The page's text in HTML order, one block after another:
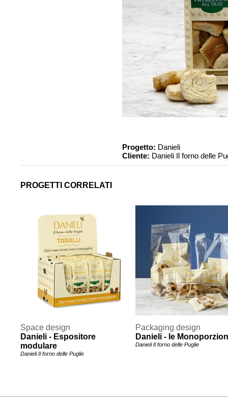
Progetto: Danieli
Cliente: Danieli Il forno delle
PROGETTI CORRELATI
Space design
Danieli - Espositore
modulare
Danieli Il forno delle Puglie
Packaging design
Danieli - le
Danieli Il forno delle Puglie